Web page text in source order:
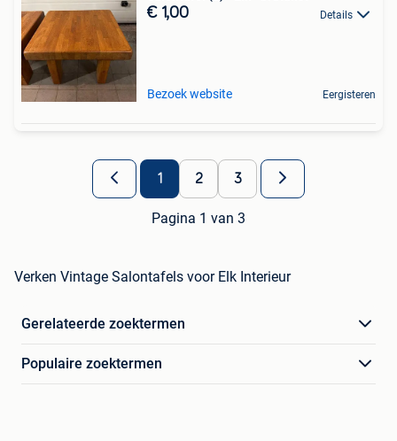
€ 1,00 Details
Bezoek website Eergisteren
1 2 3
Pagina 1 van 3
Verken Vintage Salontafels voor Elk Interieur
Gerelateerde zoektermen
Populaire zoektermen